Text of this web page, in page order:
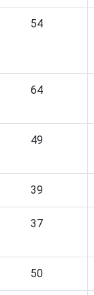
54
64
49
39
37
50